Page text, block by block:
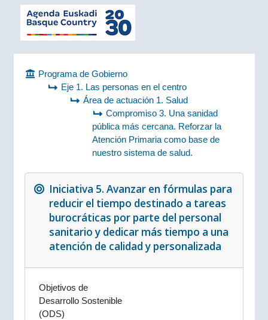
Programa de Gobierno
Eje 1. Las personas en el centro
Área de actuación 1. Salud
Compromiso 3. Una sanidad
pública más cercana. Reforzar la
Atención Primaria como base de
nuestro sistema de salud.
Iniciativa 5. Avanzar en fórmulas para
reducir el tiempo destinado a tareas
burocráticas por parte del personal
sanitario y dedicar más tiempo a una
atención de calidad y personalizada
Objetivos de
Desarrollo Sostenible
(ODS)